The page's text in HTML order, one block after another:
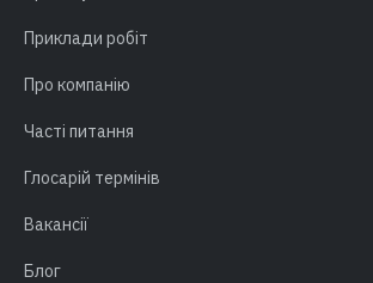
Приклади робіт
Про компанію
Часті питання
Глосарій термінів
Вакансії
Блог